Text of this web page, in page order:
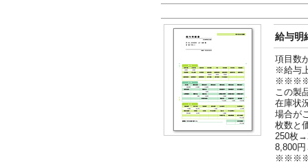
給与明
項目数
※給与
この製
在庫状
場合が
枚数と
250枚
8,800